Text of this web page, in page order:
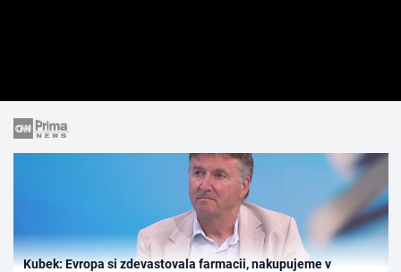
Kubek: Evropa si zdevastovala farmacii, nakupujeme v